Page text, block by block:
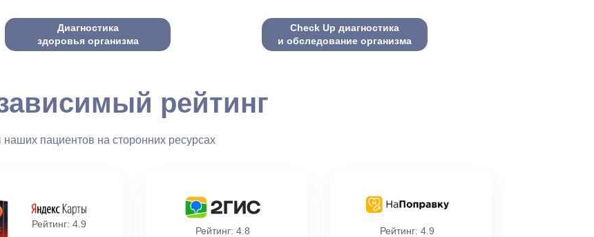
Диагностика
здоровья организма
Check Up диагностика
и обследование организма
рейтинг
пациентов на сторонних ресурсах
Рейтинг: 4.9
Рейтинг: 4.8 Рейтинг: 4.9